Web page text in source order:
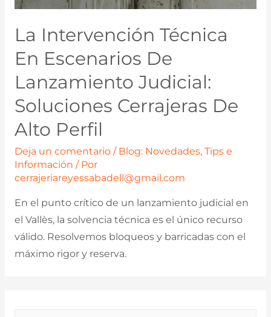
La Intervención Técnica
En Escenarios De
Lanzamiento Judicial:
Soluciones Cerrajeras De
Alto Perfil
Deja un comentario / Blog: Novedades, Tips e
Información / Por
cerrajeriareyessabadell@gmail.com
En el punto crítico de un lanzamiento judicial en
el Vallès, la solvencia técnica es el único recurso
válido. Resolvemos bloqueos y barricadas con el
máximo rigor y reserva.